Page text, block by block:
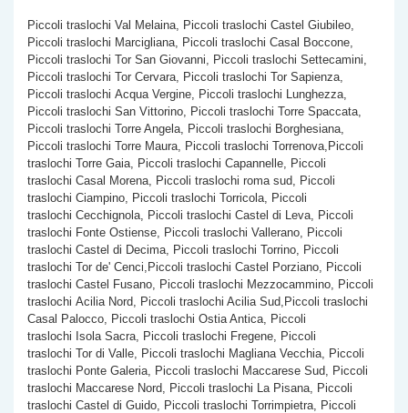
Piccoli traslochi Val Melaina, Piccoli traslochi Castel Giubileo,
Piccoli traslochi Marcigliana, Piccoli traslochi Casal Boccone,
Piccoli traslochi Tor San Giovanni, Piccoli traslochi Settecamini,
Piccoli traslochi Tor Cervara, Piccoli traslochi Tor Sapienza,
Piccoli traslochi Acqua Vergine, Piccoli traslochi Lunghezza,
Piccoli traslochi San Vittorino, Piccoli traslochi Torre Spaccata,
Piccoli traslochi Torre Angela, Piccoli traslochi Borghesiana,
Piccoli traslochi Torre Maura, Piccoli traslochi Torrenova,Piccoli
traslochi Torre Gaia, Piccoli traslochi Capannelle, Piccoli
traslochi Casal Morena, Piccoli traslochi roma sud, Piccoli
traslochi Ciampino, Piccoli traslochi Torricola, Piccoli
traslochi Cecchignola, Piccoli traslochi Castel di Leva, Piccoli
traslochi Fonte Ostiense, Piccoli traslochi Vallerano, Piccoli
traslochi Castel di Decima, Piccoli traslochi Torrino, Piccoli
traslochi Tor de' Cenci,Piccoli traslochi Castel Porziano, Piccoli
traslochi Castel Fusano, Piccoli traslochi Mezzocammino, Piccoli
traslochi Acilia Nord, Piccoli traslochi Acilia Sud,Piccoli traslochi
Casal Palocco, Piccoli traslochi Ostia Antica, Piccoli
traslochi Isola Sacra, Piccoli traslochi Fregene, Piccoli
traslochi Tor di Valle, Piccoli traslochi Magliana Vecchia, Piccoli
traslochi Ponte Galeria, Piccoli traslochi Maccarese Sud, Piccoli
traslochi Maccarese Nord, Piccoli traslochi La Pisana, Piccoli
traslochi Castel di Guido, Piccoli traslochi Torrimpietra, Piccoli